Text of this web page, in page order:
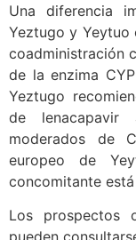
Una diferencia
Yeztugo y Yeytuo
coadministración
de la enzima
Yeztugo
de
moderados de
europeo de
concomitante
Los prospectos